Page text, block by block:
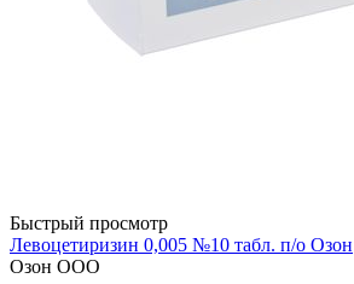
Быстрый просмотр
Левоцетиризин 0,005 №10 табл. п/о Озон
Озон ООО